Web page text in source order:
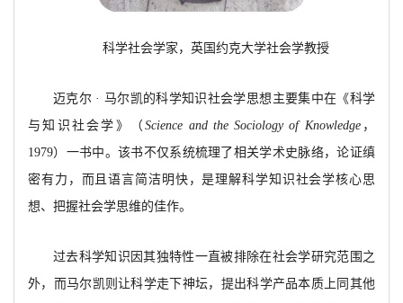
科学社会学家，英国约克大学社会学教授
迈克尔 · 马尔凯的科学知识社会学思想主要集中在《科学
与知识社会学》（Science and the Sociology of Knowledge，
1979）一书中。该书不仅系统梳理了相关学术史脉络，论证缜
密有力，而且语言简洁明快，是理解科学知识社会学核心思
想、把握社会学思维的佳作。
过去科学知识因其独特性一直被排除在社会学研究范围之
外，而马尔凯则让科学走下神坛，提出科学产品本质上同其他